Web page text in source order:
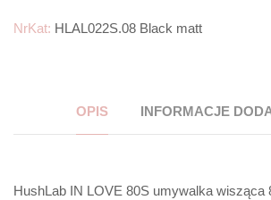
NrKat: HLAL022S.08 Black matt
OPIS INFORMACJE
HushLab IN LOVE 80S umywalka wisząca